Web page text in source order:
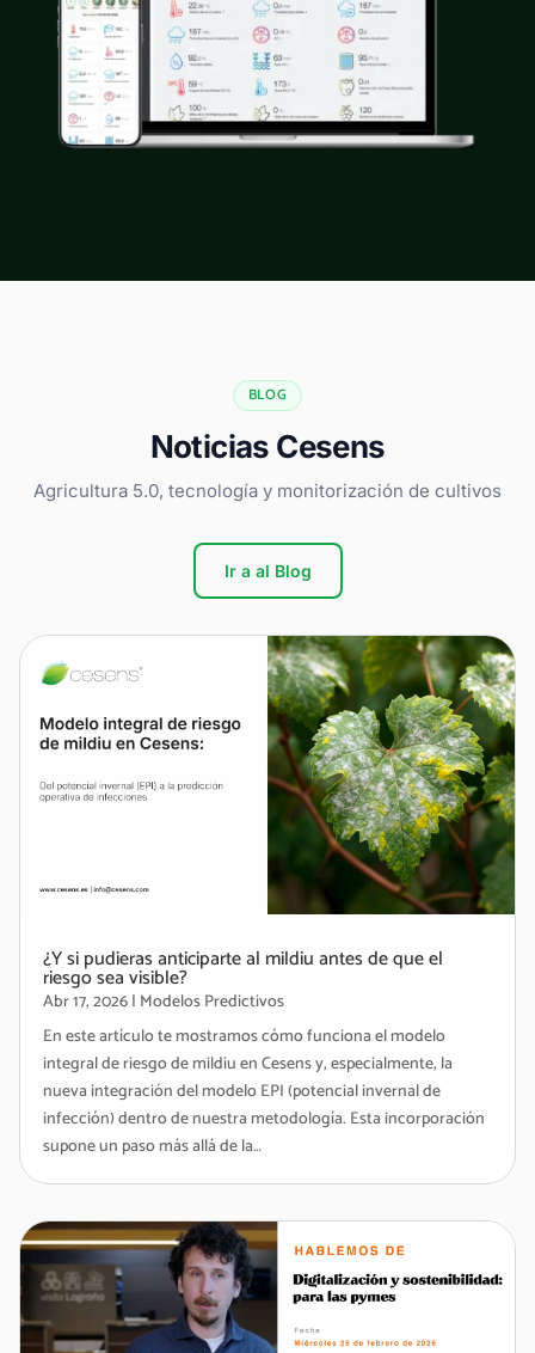
BLOG
Noticias Cesens
Agricultura 5.0, tecnología y monitorización de cultivos
Ir a al Blog
¿Y si pudieras anticiparte al mildiu antes de que el
riesgo sea visible?
Abr 17, 2026| Modelos Predictivos
En este artículo te mostramos cómo funciona el modelo
integral de riesgo de mildiu en Cesens y, especialmente, la
nueva integración del modelo EPI (potencial invernal de
infección) dentro de nuestra metodología. Esta incorporación
supone un paso más allá de la…